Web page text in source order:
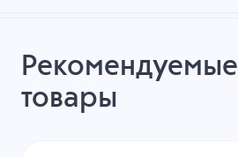
Рекомендуемые
товары